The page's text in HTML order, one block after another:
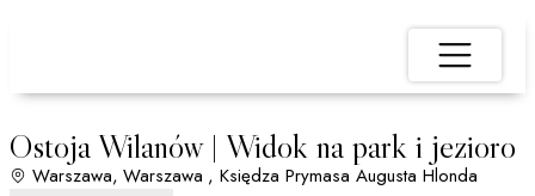
Ostoja Wilanów | Widok na park i jezioro
Warszawa, Warszawa , Księdza Prymasa Augusta Hlonda